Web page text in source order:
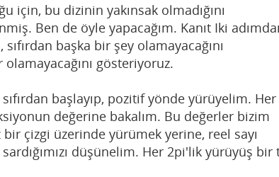
için, bu dizinin yakınsak olmadığını
Ben de öyle yapacağım. Kanıt Iki
başka bir şey olamayacağını
gösteriyoruz.
başlayıp, pozitif yönde yürüyelim. Her
değerine bakalım. Bu değerler bizim
çizgi üzerinde yürümek yerine, reel sayı
düşünelim. Her 2pi'lik yürüyüş bir